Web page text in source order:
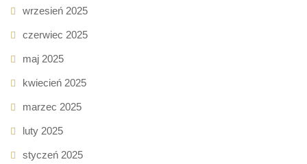
wrzesień 2025
czerwiec 2025
maj 2025
kwiecień 2025
marzec 2025
luty 2025
styczeń 2025